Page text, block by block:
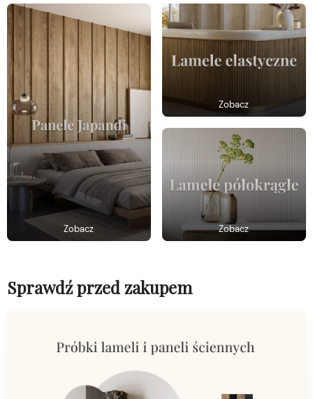
Zobacz
Zobacz
Zobacz
Sprawdź przed zakupem